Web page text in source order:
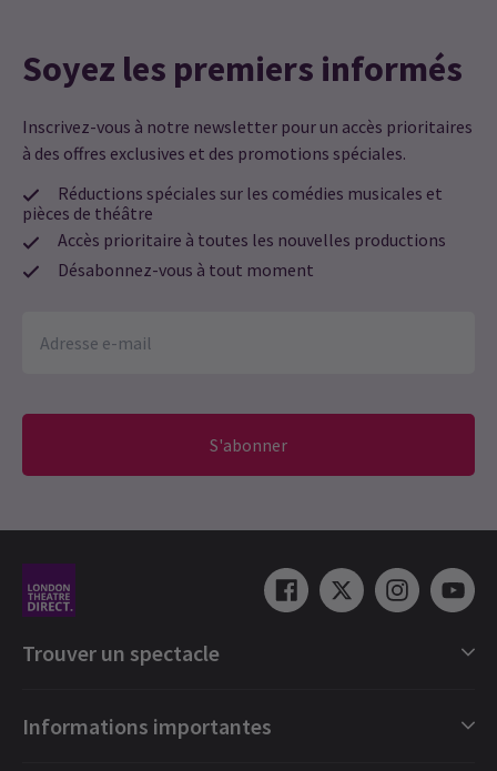
Soyez les premiers informés
Inscrivez-vous à notre newsletter pour un accès prioritaires
à des offres exclusives et des promotions spéciales.
Réductions spéciales sur les comédies musicales et
pièces de théâtre
Accès prioritaire à toutes les nouvelles productions
Désabonnez-vous à tout moment
S'abonner
Trouver un spectacle
Londres Comédies musicales
Informations importantes